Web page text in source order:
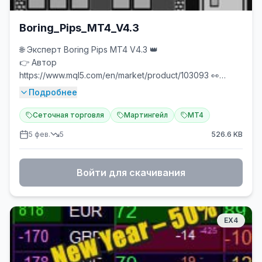
Boring_Pips_MT4_V4.3
🌐 Эксперт Boring Pips MT4 V4.3 👑
👉 Автор
https://www.mql5.com/en/market/product/103093 👀
📊 Живое выступление
📊 Живое выступление
📝 Руководство пользователя
https://www.mql5.com/en/blogs/post/756286 ✅
⭐️ Boring Pips проходит комплексный и
индивидуальный процесс оптимизации под
устранения любого влияния переобучения на
торговую систему, обеспечивая общность
построенной модели.
💎 Процесс борьбы с переобучением состоит из 3
Подробнее
Сеточная торговля Мартингейл MT4
5 фев. 5 526.6 KB
Войти для скачивания
EX4